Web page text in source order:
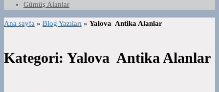
Gümüş Alanlar
Ana sayfa » Blog Yazıları » Yalova Antika Alanlar
Kategori: Yalova Antika Alanlar